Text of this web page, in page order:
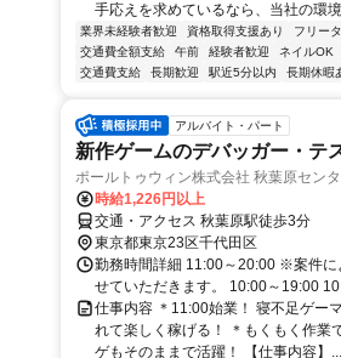
手応えを求めているなら、当社の環
業界未経験者歓迎 資格取得支援あり フリー
交通費全額支給
午前 経験者歓迎 ネイルOK
交通費支給
長期歓迎 駅近5分以内 長期休暇
アルバイト・パート
新作ゲームのデバッガー・テ
ポールトゥウィン株式会社 秋葉原セン
時給1,226円以上
交通・アクセス 秋葉原駅徒歩3分
東京都東京23区千代田区
勤務時間詳細 11:00～20:00 ※案件に
せていただきます。 10:00～19:00
仕事内容 ＊11:00始業！ 寝不足ゲー
れて楽しく稼げる！ ＊もくもく作業
ゲもそのままで活躍！ 【仕事内容】...